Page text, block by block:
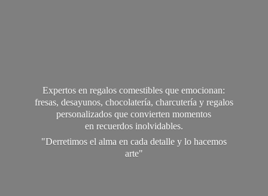
Expertos en regalos comestibles que emocionan:
fresas, desayunos, chocolatería, charcutería y regalos
personalizados que convierten momentos
en recuerdos inolvidables.
"Derretimos el alma en cada detalle y lo hacemos
arte"